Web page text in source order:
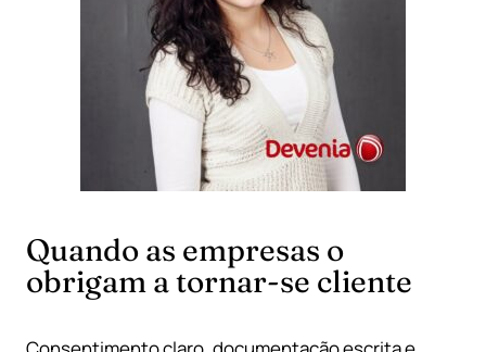
Quando as empresas o
obrigam a tornar-se cliente